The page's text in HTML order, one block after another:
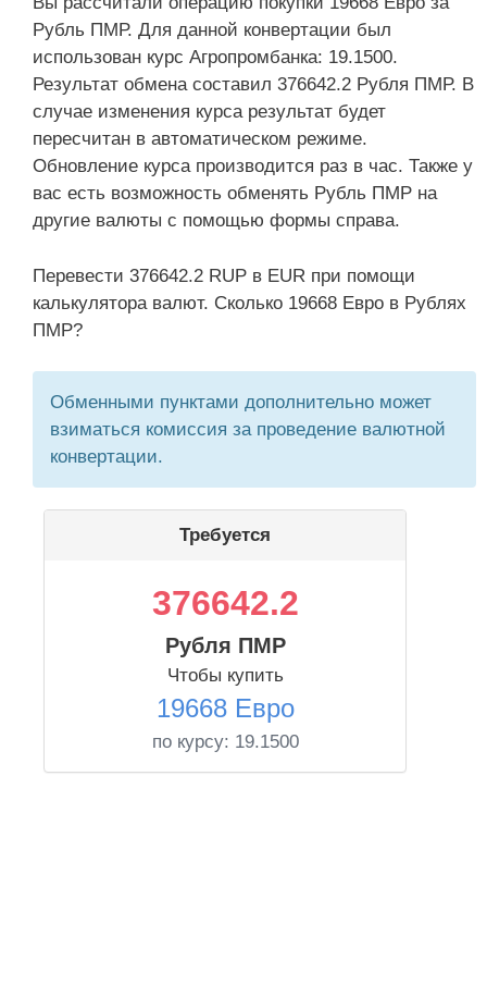
Рубль ПМР. Для данной конвертации был
использован курс Агропромбанка: 19.1500.
Результат обмена составил 376642.2 Рубля ПМР. В
случае изменения курса результат будет
пересчитан в автоматическом режиме.
Обновление курса производится раз в час. Также у
вас есть возможность обменять Рубль ПМР на
другие валюты с помощью формы справа.
Перевести 376642.2 RUP в EUR при помощи
калькулятора валют. Сколько 19668 Евро в Рублях
ПМР?
Обменными пунктами дополнительно может
взиматься комиссия за проведение валютной
конвертации.
Требуется
376642.2
Рубля ПМР
Чтобы купить
19668 Евро
по курсу: 19.1500